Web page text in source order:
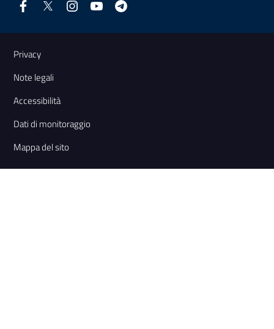
Link e informazioni utili
Privacy
Note legali
Accessibilità
Dati di monitoraggio
Mappa del sito